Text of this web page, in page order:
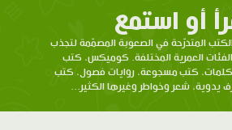
أو استمع
الكتب المتدرّحة في الصعوبة المصمّمة لتجذب
العمرية المختلفة. كوميكس، كتب
كتب مسجوعة، روايات فصول، كتب
يدوية، شعر وخواطر وغيرها الكثير...